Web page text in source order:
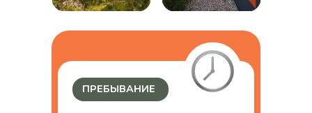
ПРЕБЫВАНИЕ